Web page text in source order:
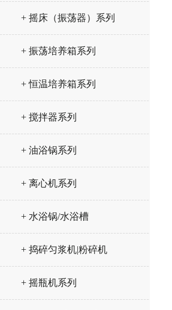
+ 摇床（振荡器）系列
+ 振荡培养箱系列
+ 恒温培养箱系列
+ 搅拌器系列
+ 油浴锅系列
+ 离心机系列
+ 水浴锅/水浴槽
+ 捣碎匀浆机|粉碎机
+ 摇瓶机系列